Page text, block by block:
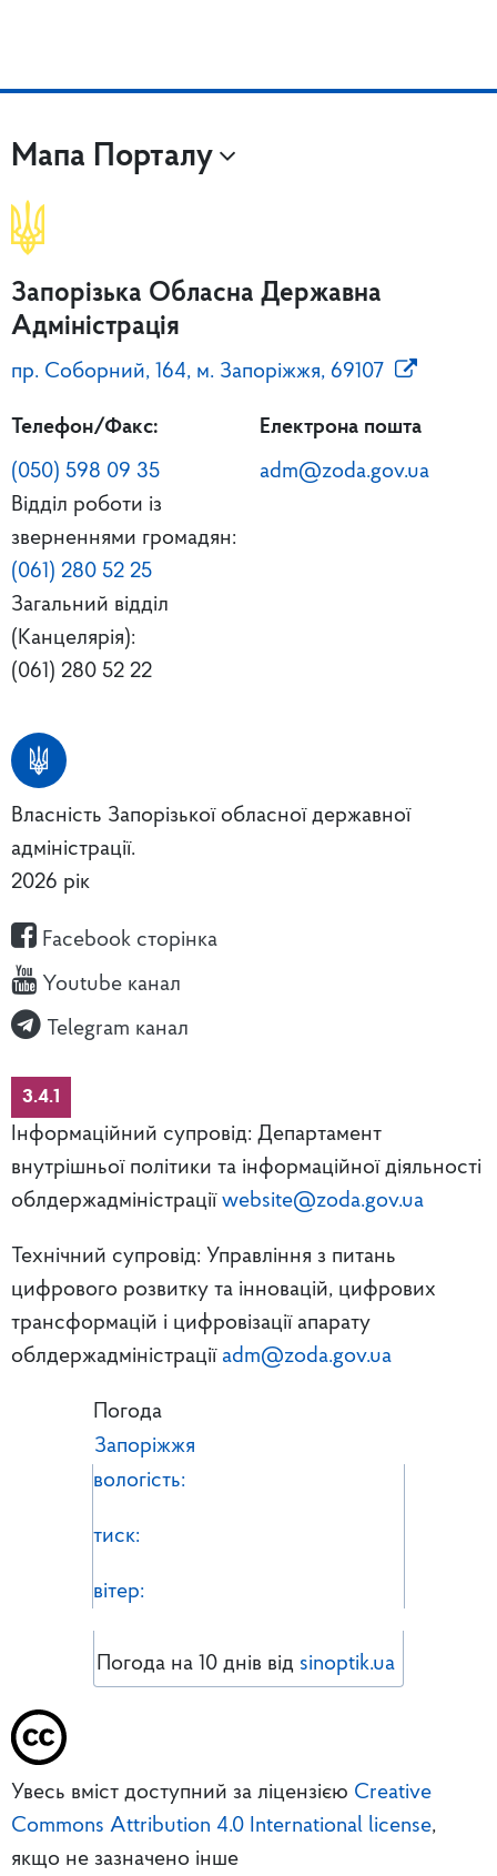
Мапа Порталу
Запорізька Обласна Державна
Адміністрація
пр. Соборний, 164, м. Запоріжжя, 69107
Телефон/Факс:
(050) 598 09 35
Відділ роботи із
зверненнями громадян:
(061) 280 52 25
Загальний відділ
(Канцелярія):
(061) 280 52 22
Електрона пошта
adm@zoda.gov.ua
Власність Запорізької обласної державної
адміністрації.
2026 рік
Facebook сторінка
Youtube канал
Telegram канал
3.4.1
Інформаційний супровід: Департамент
внутрішньої політики та інформаційної діяльності
облдержадміністрації website@zoda.gov.ua
Технічний супровід: Управління з питань
цифрового розвитку та інновацій, цифрових
трансформацій і цифровізації апарату
облдержадміністрації adm@zoda.gov.ua
Погода
Запоріжжя
вологість:
тиск:
вітер:
Погода на 10 днів від sinoptik.ua
Увесь вміст доступний за ліцензією Creative
Commons Attribution 4.0 International license,
якщо не зазначено інше